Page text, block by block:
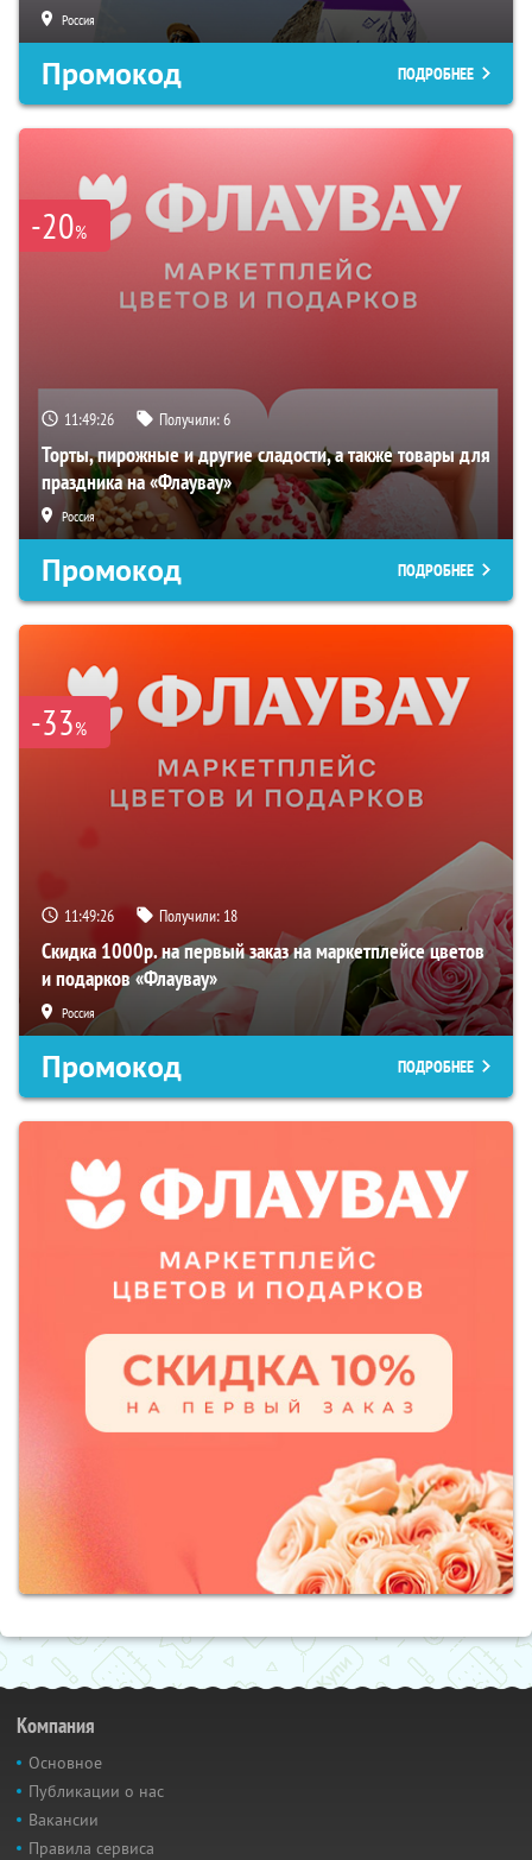
Россия
Промокод ПОДРОБНЕЕ
-20%
11:49:25 Получили:6
Торты, пирожные и другие сладости, а также товары для
праздника на «Флаувау»
Россия
Промокод ПОДРОБНЕЕ
-33%
11:49:25 Получили: 18
Скидка 1000р. на первый заказ на маркетплейсе цветов
и подарков «Флаувау»
Россия
Промокод ПОДРОБНЕЕ
Компания
Основное
Публикации о нас
Вакансии
Правила сервиса